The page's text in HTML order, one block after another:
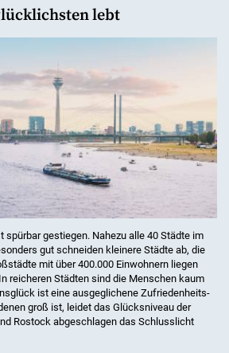
lebt
gestiegen. Nahezu alle 40 Städte im
gut schneiden kleinere Städte ab, die
mit über 400.000 Einwohnern liegen
reicheren Städten sind die Menschen kaum
ist eine ausgeglichene Zufriedenheits­
groß ist, leidet das Glücksniveau der
Rostock abgeschlagen das Schlusslicht